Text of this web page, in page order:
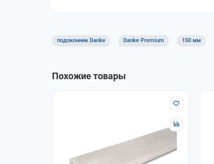
подоконник Danke Danke Premium 150 мм
Похожие товары